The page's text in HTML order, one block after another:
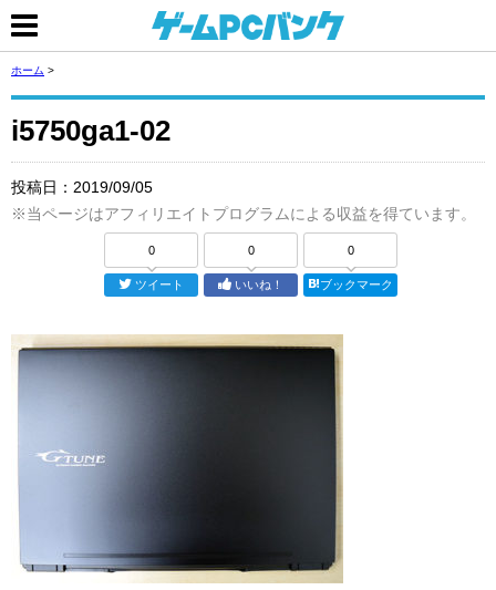
ホーム >
i5750ga1-02
投稿日： 2019/09/05
※当ページはアフィリエイトプログラムによる収益を得ています。
0
ツイート
0
いいね！
0
ブックマーク